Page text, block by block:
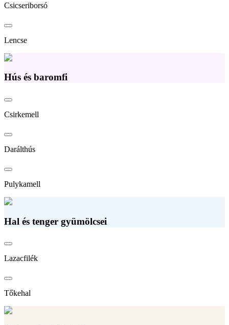
Csicseriborsó
Lencse
Hús és baromfi
Csirkemell
Darálthús
Pulykamell
Hal és tenger gyümölcsei
Lazacfilék
Tőkehal